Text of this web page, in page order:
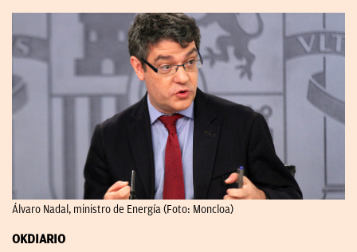
Álvaro Nadal, ministro de Energía (Foto: Moncloa)
OKDIARIO